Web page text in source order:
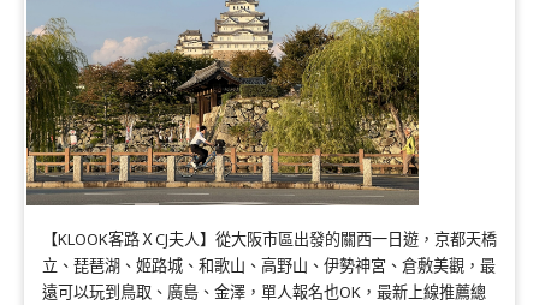
【KLOOK客路ＸCJ夫人】從大阪市區出發的關西一日遊，京都天橋
立、琵琶湖、姬路城、和歌山、高野山、伊勢神宮、倉敷美觀，最
遠可以玩到鳥取、廣島、金澤，單人報名也OK，最新上線推薦總